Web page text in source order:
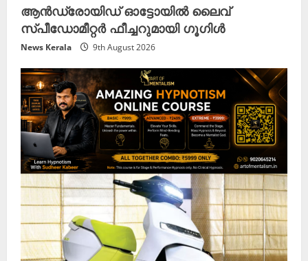
ആൻഡ്രോയിഡ് ഓട്ടോയിൽ ലൈവ്
സ്പീഡോമീറ്റർ ഫീച്ചറുമായി ഗൂഗിൾ
News Kerala 9th August 2026